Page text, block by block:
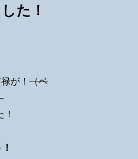
た！
が！（ベ